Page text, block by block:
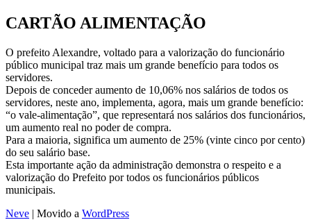
CARTÃO ALIMENTAÇÃO
O prefeito Alexandre, voltado para a valorização do funcionário
público municipal traz mais um grande benefício para todos os
servidores.
Depois de conceder aumento de 10,06% nos salários de todos os
servidores, neste ano, implementa, agora, mais um grande benefício:
“o vale-alimentação”, que representará nos salários dos funcionários,
um aumento real no poder de compra.
Para a maioria, significa um aumento de 25% (vinte cinco por cento)
do seu salário base.
Esta importante ação da administração demonstra o respeito e a
valorização do Prefeito por todos os funcionários públicos
municipais.
Neve | Movido a WordPress